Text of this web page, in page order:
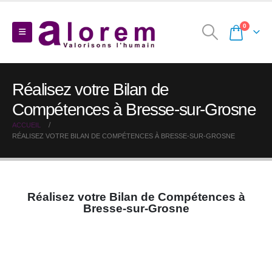
0
Réalisez votre Bilan de
Compétences à Bresse-sur-Grosne
ACCUEIL
RÉALISEZ VOTRE BILAN DE COMPÉTENCES À BRESSE-SUR-GROSNE
Réalisez votre Bilan de Compétences à
Bresse-sur-Grosne